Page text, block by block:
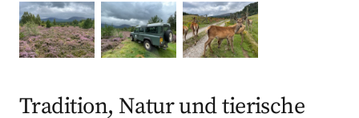
Tradition, Natur und tierische